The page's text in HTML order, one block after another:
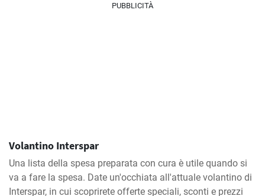
PUBBLICITÀ
Volantino Interspar
Una lista della spesa preparata con cura è utile quando si
va a fare la spesa. Date un'occhiata all'attuale volantino di
Interspar, in cui scoprirete offerte speciali, sconti e prezzi